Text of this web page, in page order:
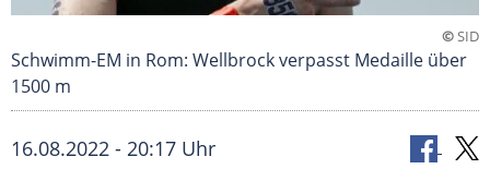
©SID
Schwimm-EM in Rom: Wellbrock verpasst Medaille über
1500 m
16.08.2022 - 20:17 Uhr